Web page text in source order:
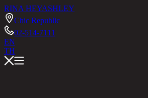
RINA HEYASHLEY
Chic Republic
02-514-7111
EN
TH